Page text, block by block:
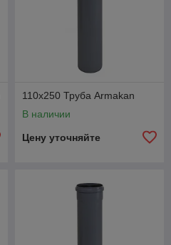
110х250 Труба Armakan
В наличии
Цену уточняйте